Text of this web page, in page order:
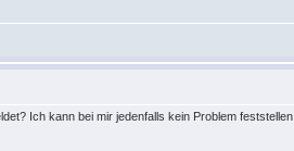
Ich kann bei mir jedenfalls kein Problem feststellen.